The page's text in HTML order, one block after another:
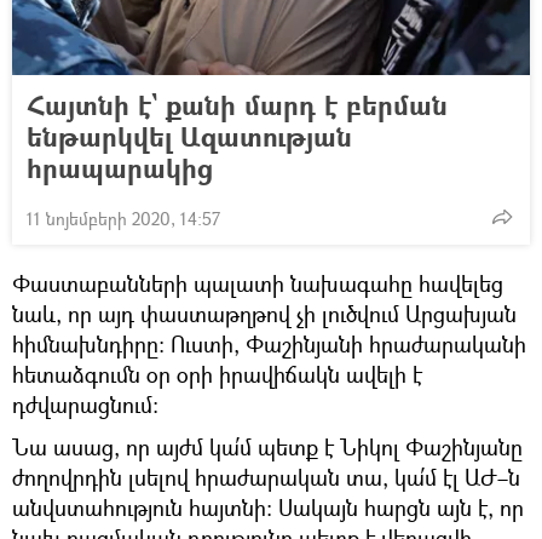
Հայտնի է` քանի մարդ է բերման
ենթարկվել Ազատության
հրապարակից
11 նոյեմբերի 2020, 14:57
Փաստաբանների պալատի նախագահը հավելեց
նաև, որ այդ փաստաթղթով չի լուծվում Արցախյան
հիմնախնդիրը։ Ուստի, Փաշինյանի հրաժարականի
հետաձգումն օր օրի իրավիճակն ավելի է
դժվարացնում։
Նա ասաց, որ այժմ կա՛մ պետք է Նիկոլ Փաշինյանը
ժողովրդին լսելով հրաժարական տա, կա՛մ էլ ԱԺ–ն
անվստահություն հայտնի։ Սակայն հարցն այն է, որ